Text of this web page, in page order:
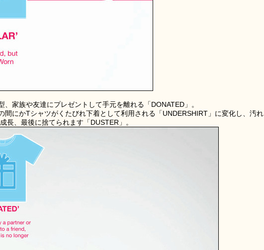
家族や友達にプレゼントして手元を離れる「DONATED」。
間にかTシャツがくたびれ下着として利用される「UNDERSHIRT」に変化し、汚れ
長、最後に捨てられます「DUSTER」。